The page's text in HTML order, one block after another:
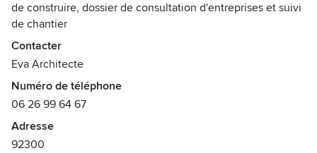
de construire, dossier de consultation d'entreprises et suivi
de chantier
Récompenses :
DPLG
Contacter
Eva Architecte
Numéro de téléphone
06 26 99 64 67
Adresse
92300